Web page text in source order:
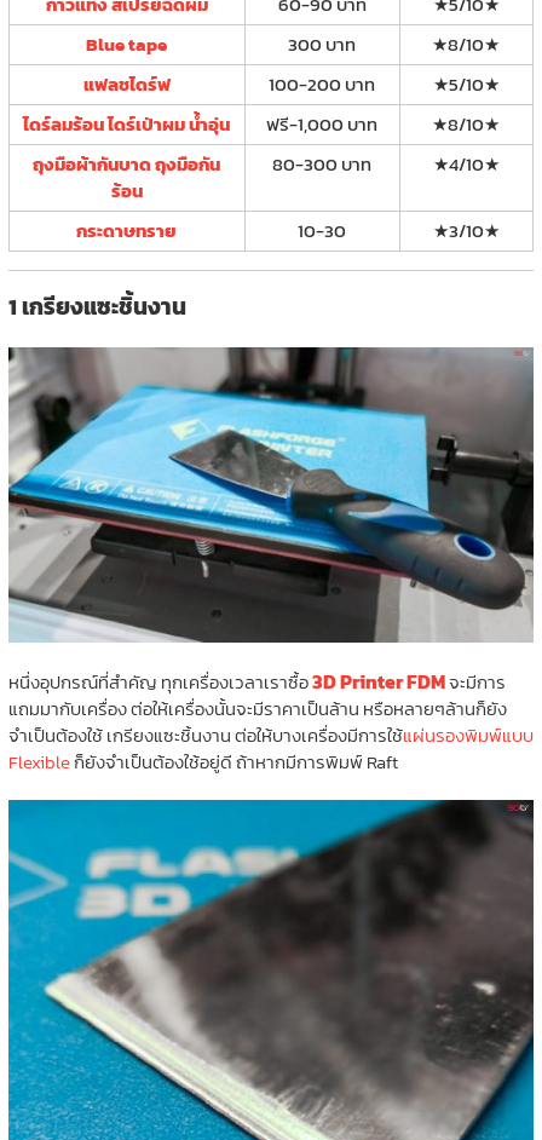
Blue tape
300 บาท
★8/10★
แฟลชไดร์ฟ
100-200 บาท
★5/10★
ไดร์ลมร้อน ไดร์เป่าผม น้ำอุ่น
ฟรี-1,000 บาท
★8/10★
ถุงมือผ้ากันบาด ถุงมือกัน
ร้อน
80-300 บาท ★4/10★
กระดาษทราย 10-30 ★3/10★
1 เกรียงแซะชิ้นงาน
หนึ่งอุปกรณ์ที่สำคัญ ทุกเครื่องเวลาเราซื้อ3D Printer FDMจะมีการ
แถมมากับเครื่อง ต่อให้เครื่องนั้นจะมีราคาเป็นล้าน หรือหลายๆล้านก็ยัง
จำเป็นต้องใช้ เกรียงแซะชิ้นงาน ต่อให้บางเครื่องมีการใช้แผ่นรองพิมพ์แบบ
Flexibleก็ยังจำเป็นต้องใช้อยู่ดี ถ้าหากมีการพิมพ์ Raft